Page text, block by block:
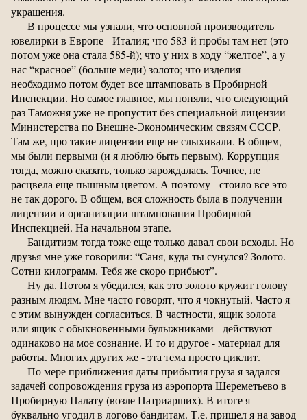
украшения.
В процессе мы узнали, что основной производитель
ювелирки в Европе - Италия; что 583-й пробы там нет (это
потом уже она стала 585-й); что у них в ходу “желтое”, а у
нас “красное” (больше меди) золото; что изделия
необходимо потом будет все штамповать в Пробирной
Инспекции. Но самое главное, мы поняли, что следующий
раз Таможня уже не пропустит без специальной лицензии
Министерства по Внешне-Экономическим связям СССР.
Там же, про такие лицензии еще не слыхивали. В общем,
мы были первыми (и я люблю быть первым). Коррупция
тогда, можно сказать, только зарождалась. Точнее, не
расцвела еще пышным цветом. А поэтому - стоило все это
не так дорого. В общем, вся сложность была в получении
лицензии и организации штампования Пробирной
Инспекцией. На начальном этапе.
Бандитизм тогда тоже еще только давал свои всходы. Но
друзья мне уже говорили: “Саня, куда ты сунулся? Золото.
Сотни килограмм. Тебя же скоро прибьют”.
Ну да. Потом я убедился, как это золото кружит голову
разным людям. Мне часто говорят, что я чокнутый. Часто я
с этим вынужден согласиться. В частности, ящик золота
или ящик с обыкновенными булыжниками - действуют
одинаково на мое сознание. И то и другое - материал для
работы. Многих других же - эта тема просто циклит.
По мере приближения даты прибытия груза я задался
задачей сопровождения груза из аэропорта Шереметьево в
Пробирную Палату (возле Патриарших). В итоге я
буквально угодил в логово бандитам. Т.е. пришел я на завод